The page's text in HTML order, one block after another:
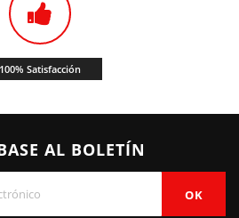
100% Satisfacción
AL BOLETÍN